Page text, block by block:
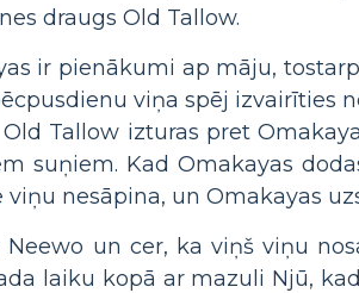
draugs Old Tallow.
ir pienākumi ap māju,
viņa spēj izvairīties
Tallow izturas pret
suņiem. Kad Omakayas
viņu nesāpina, un Omakayas
un cer, ka viņš viņu
laiku kopā ar mazuli Njū,